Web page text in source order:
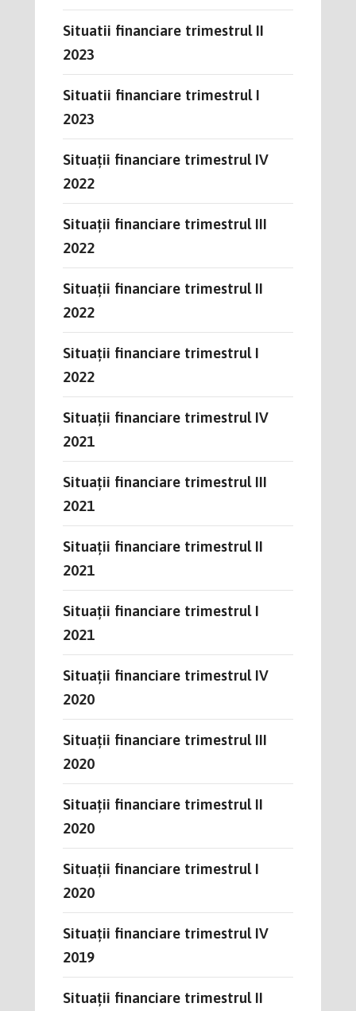
Situatii financiare trimestrul II
2023
Situatii financiare trimestrul I
2023
Situații financiare trimestrul IV
2022
Situații financiare trimestrul III
2022
Situații financiare trimestrul II
2022
Situații financiare trimestrul I
2022
Situații financiare trimestrul IV
2021
Situații financiare trimestrul III
2021
Situații financiare trimestrul II
2021
Situații financiare trimestrul I
2021
Situații financiare trimestrul IV
2020
Situații financiare trimestrul III
2020
Situații financiare trimestrul II
2020
Situații financiare trimestrul I
2020
Situații financiare trimestrul IV
2019
Situații financiare trimestrul II